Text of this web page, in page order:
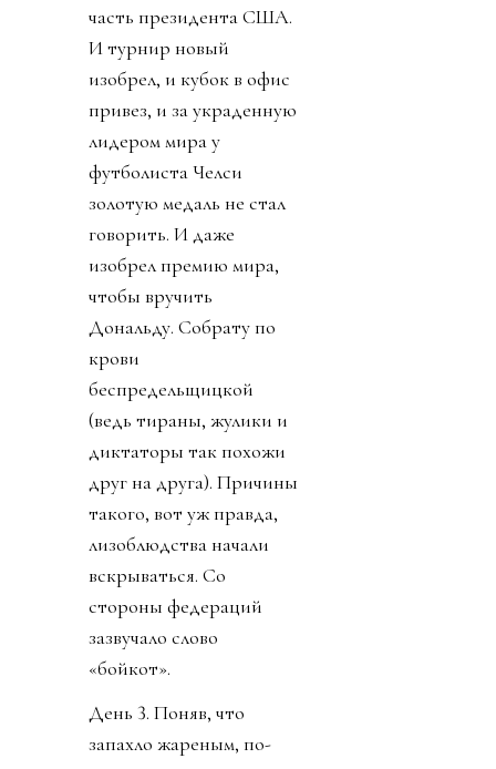
часть президента США.
И турнир новый
изобрел, и кубок в офис
привез, и за украденную
лидером мира у
футболиста Челси
золотую медаль не стал
говорить. И даже
изобрел премию мира,
чтобы вручить
Дональду. Собрату по
крови
беспредельщицкой
(ведь тираны, жулики и
диктаторы так похожи
друг на друга). Причины
такого, вот уж правда,
лизоблюдства начали
вскрываться. Со
стороны федераций
зазвучало слово
«бойкот».
День 3. Поняв, что
запахло жареным, по-